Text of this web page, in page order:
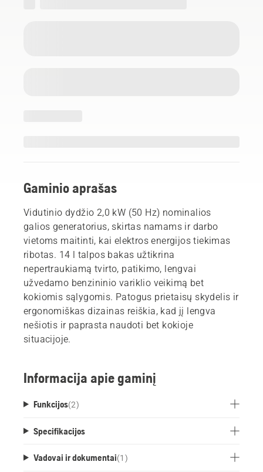
Gaminio aprašas
Vidutinio dydžio 2,0 kW (50 Hz) nominalios
galios generatorius, skirtas namams ir darbo
vietoms maitinti, kai elektros energijos tiekimas
ribotas. 14 l talpos bakas užtikrina
nepertraukiamą tvirto, patikimo, lengvai
užvedamo benzininio variklio veikimą bet
kokiomis sąlygomis. Patogus prietaisų skydelis ir
ergonomiškas dizainas reiškia, kad jį lengva
nešiotis ir paprasta naudoti bet kokioje
situacijoje.
Informacija apie gaminį
Funkcijos(2)
Specifikacijos
Vadovai ir dokumentai(1 )